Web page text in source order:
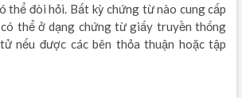
thể đòi hỏi. Bất kỳ chứng từ nào cung cấp
thể ở dạng chứng từ giấy truyền thống
nếu được các bên thỏa thuận hoặc tập